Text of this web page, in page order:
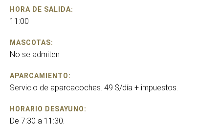
HORA DE SALIDA:
11:00
MASCOTAS:
No se admiten
APARCAMIENTO:
Servicio de aparcacoches. 49 $/día + impuestos.
HORARIO DESAYUNO:
De 7:30 a 11:30.